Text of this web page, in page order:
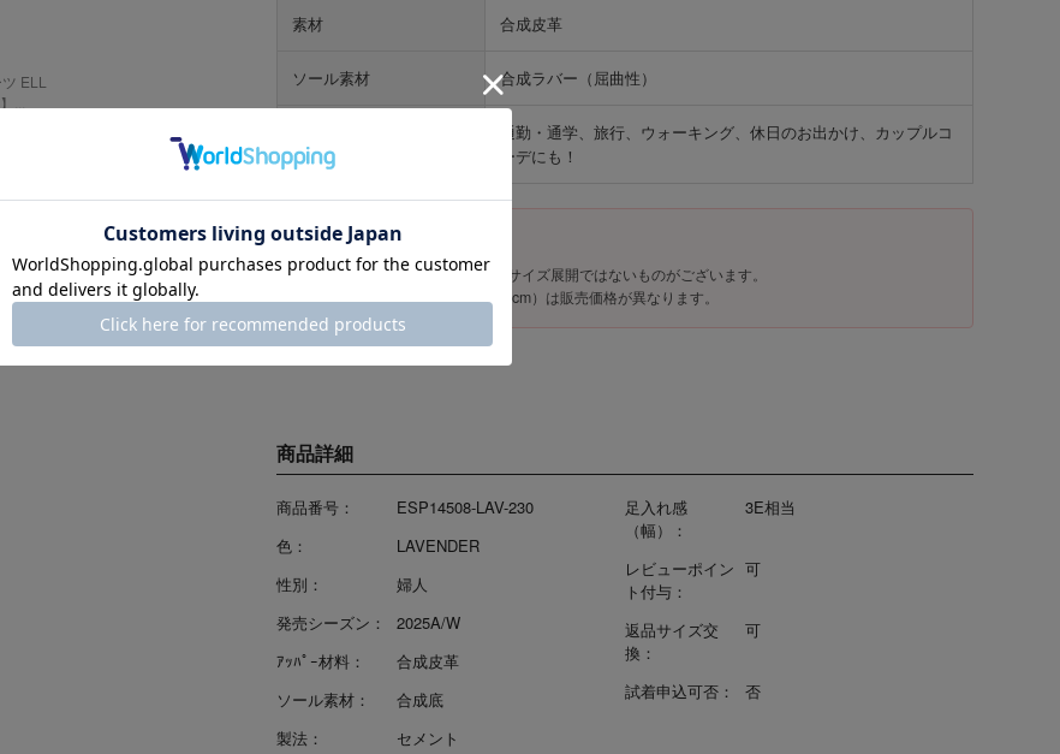
ELL
...
商品詳細
商品番号：
ESP14508-LAV-230
色：
LAVENDER
性別：
婦人
発売シーズン：
2025A/W
ｱｯﾊﾟｰ材料：
合成皮革
ソール素材：
合成底
製法：
セメント
足入れ感
（幅）：
3E相当
レビューポイン
ト付与：
可
返品サイズ交
換：
可
試着申込可否： 否
素材 合成皮革
ソール素材 合成ラバー（屈曲性）
おすすめシーン
通勤・通学、旅行、ウォーキング、休日のお出かけ、カップルコ
ーデにも！
【ご購入時の注意点】
カラーにより、ユニセックスサイズ展開ではないものがございます。
メンズサイズ（25.0cm～27.0cm）は販売価格が異なります。